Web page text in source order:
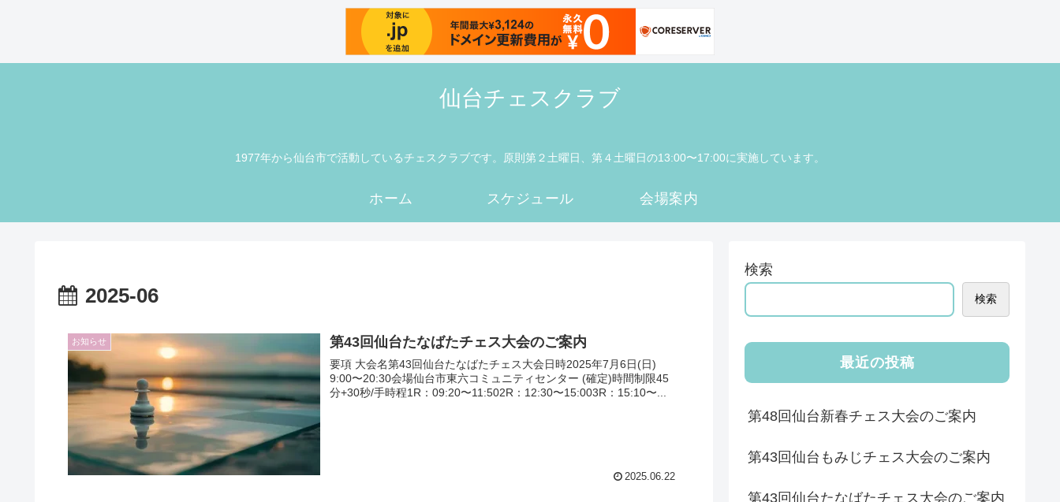
仙台チェスクラブ
1977年から仙台市で活動しているチェスクラブです。原則第２土曜日、第４土曜日の13:00〜17:00に実施しています。
ホーム スケジュール 会場案内
2025-06
お知らせ 第43回仙台たなばたチェス大会のご案内
要項 大会名第43回仙台たなばたチェス大会日時2025年7月6日(日)
9:00〜20:30会場仙台市東六コミュニティセンター (確定)時間制限45
分+30秒/手時程1R：09:20〜11:502R：12:30〜15:003R：15:10〜...
2025.06.22
検索
検索
最近の投稿
第48回仙台新春チェス大会のご案内
第43回仙台もみじチェス大会のご案内
第43回仙台たなばたチェス大会のご案内